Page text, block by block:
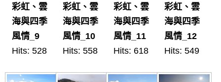
彩虹、雲
海與四季
風情_9
Hits: 528
彩虹、雲
海與四季
風情_10
Hits: 558
彩虹、雲
海與四季
風情_11
Hits: 618
彩虹、雲
海與四季
風情_12
Hits: 549